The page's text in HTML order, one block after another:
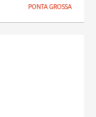
PONTA GROSSA